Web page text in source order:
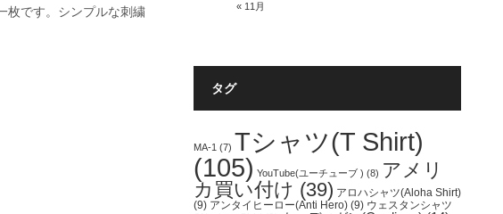
枚です。シンプルな刺繍
« 11月
タグ
MA-1 (7) Tシャツ(T Shirt)
(105) YouTube(ユーチューブ ) (8) アメリ
カ買い付け (39) アロハシャツ(Aloha Shirt)
(9) アンタイヒーロー(Anti Hero) (9) ウェスタンシャツ